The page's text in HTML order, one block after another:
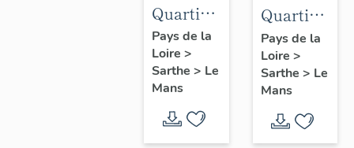
Quartier
Sainte-
Croix
Pays de la
Loire >
Sarthe > Le
Mans
Quartier
de Saint-
Georges-
du-Plain
Pays de la
Loire >
Sarthe > Le
Mans